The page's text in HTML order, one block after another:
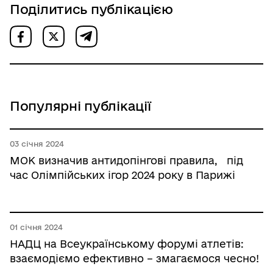
Поділитись публікацією
Популярні публікації
03 січня 2024
МОК визначив антидопінгові правила, під
час Олімпійських ігор 2024 року в Парижі
01 січня 2024
НАДЦ на Всеукраїнському форумі атлетів:
взаємодіємо ефективно – змагаємося чесно!